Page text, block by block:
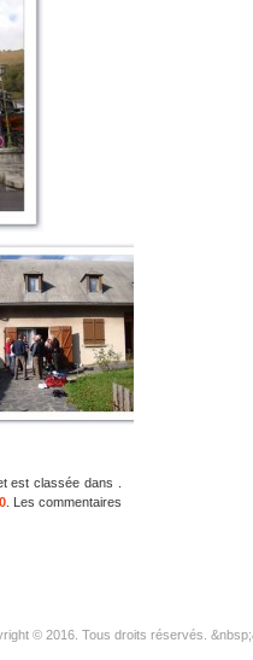
est classée dans .
. Les commentaires
© 2016. Tous droits réservés.